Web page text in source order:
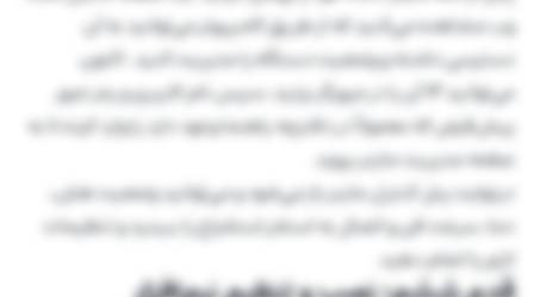
وب مشاهده می‌کنید که از طریق کامپیوتر می‌توانید به آن
دسترسی داشته و وضعیت دستگاه را مدیریت کنید. اکنون
می‌توانید IP آن را در مرورگر بزنید، سپس نام کاربری و رمز عبور
پیش‌فرض که معمولاً در دفترچه راهنما وجود دارد را وارد کرده تا به
صفحه مدیریت ماینر بروید.
درنهایت پنل کنترل ماینر باز می‌شود و می‌توانید وضعیت هش،
دما، سرعت فن و اتصال به استخر استخراج را ببینید و تنظیمات
لازم را انجام دهید.